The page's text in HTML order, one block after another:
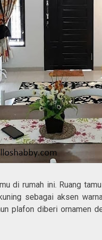
di rumah ini. Ruang
sebagai aksen
plafon diberi ornamen